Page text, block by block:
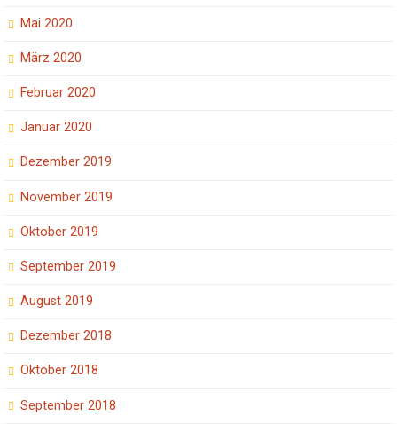
Mai 2020
März 2020
Februar 2020
Januar 2020
Dezember 2019
November 2019
Oktober 2019
September 2019
August 2019
Dezember 2018
Oktober 2018
September 2018